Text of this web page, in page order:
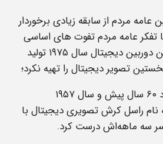
عامه مردم از سابقه زیادی برخوردار
تفکر عامه مردم تفوت های اساسی
دارد. با این‌که نخستین دوربین دیجیتال سال ۱۹۷۵ تولید
تصویر دیجیتال را تهیه نکرد؛
بلکه این آغاز به حدود ۶۰ سال پیش و سال ۱۹۵۷
نام راسل کرش تصویری دیجیتال با
.